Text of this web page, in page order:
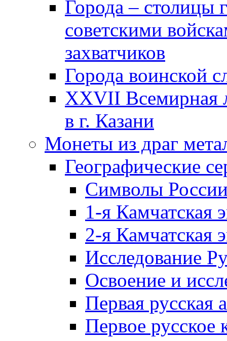
Города – столицы
советскими
захватчиков
Города воинской
XXVII Всемирная
в г. Казани
Монеты из драг
Географические
Символы
1-я Камчатская
2-я Камчатская
Исследование
Освоение и
Первая русская
Первое русское